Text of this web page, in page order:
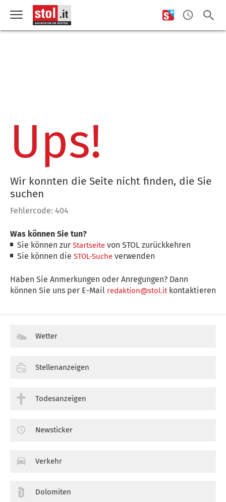
Ups!
Wir konnten die Seite nicht finden, die Sie
suchen
Fehlercode: 404
Was können Sie tun?
Sie können zurStartseite von STOL zurückkehren
Sie können dieSTOL-Suche verwenden
Haben Sie Anmerkungen oder Anregungen? Dann
können Sie uns per E-Mail redaktion@stol.itkontaktieren
Wetter
Stellenanzeigen
Todesanzeigen
Newsticker
Verkehr
Dolomiten